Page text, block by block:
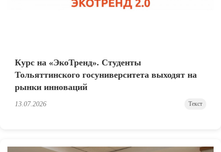
Курс на «ЭкоТренд». Студенты
Тольяттинского госуниверситета выходят на
рынки инноваций
13.07.2026 Текст